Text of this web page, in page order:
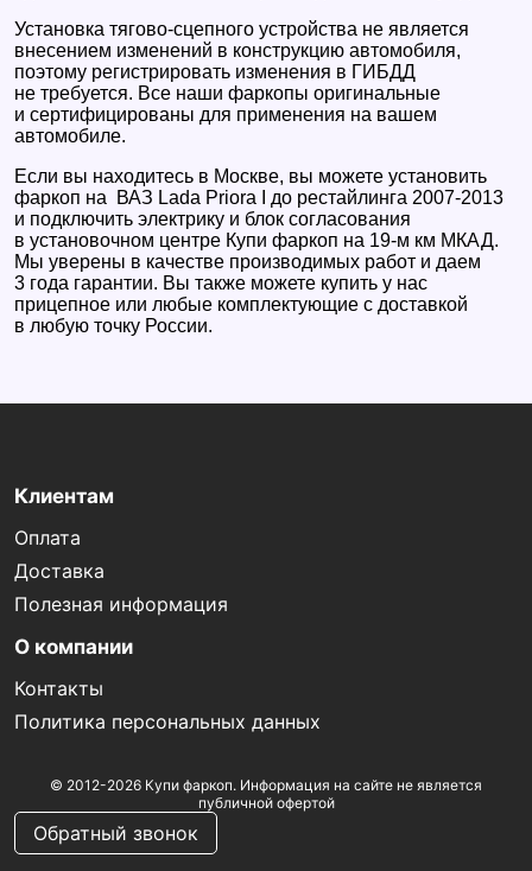
Установка тягово-сцепного устройства не является
внесением изменений в конструкцию автомобиля,
поэтому регистрировать изменения в ГИБДД
не требуется. Все наши фаркопы оригинальные
и сертифицированы для применения на вашем
автомобиле.
Если вы находитесь в Москве, вы можете установить
фаркоп на ВАЗ Lada Priora I до рестайлинга 2007-2013
и подключить электрику и блок согласования
в установочном центре Купи фаркоп на 19-м км МКАД.
Мы уверены в качестве производимых работ и даем
3 года гарантии. Вы также можете купить у нас
прицепное или любые комплектующие с доставкой
в любую точку России.
Клиентам
Оплата
Доставка
Полезная информация
О компании
Контакты
Политика персональных данных
© 2012-2026 Купи фаркоп. Информация на сайте не является
публичной офертой
Обратный звонок